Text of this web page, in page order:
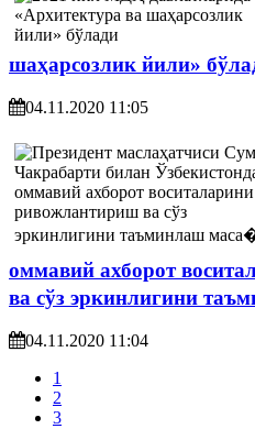
шаҳарсозлик йили»
04.11.2020 11:05
оммавий ахборот
ва сўз эркинлигини
04.11.2020 11:04
1
2
3